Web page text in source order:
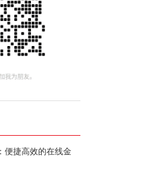
便捷高效的在线金